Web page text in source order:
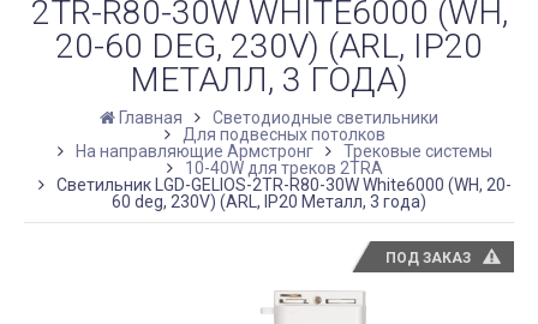
2TR-R80-30W WHITE6000 (WH,
20-60 DEG, 230V) (ARL, IP20
МЕТАЛЛ, 3 ГОДА)
Главная
Светодиодные светильники
Для подвесных потолков
На направляющие Армстронг
Трековые системы
10-40W для треков 2TRA
Светильник LGD-GELIOS-2TR-R80-30W White6000 (WH, 20-
60 deg, 230V) (ARL, IP20 Металл, 3 года)
ПОД ЗАКАЗ